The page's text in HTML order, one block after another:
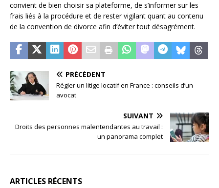
convient de bien choisir sa plateforme, de s’informer sur les
frais liés à la procédure et de rester vigilant quant au contenu
de la convention de divorce afin d’éviter tout désagrément.
PRÉCÉDENT
Régler un litige locatif en France : conseils d’un
avocat
SUIVANT
Droits des personnes malentendantes au travail :
un panorama complet
ARTICLES RÉCENTS